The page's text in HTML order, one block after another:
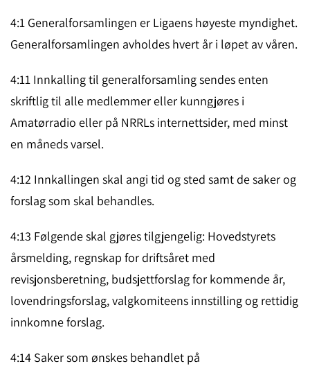
4:1 Generalforsamlingen er Ligaens høyeste myndighet.
Generalforsamlingen avholdes hvert år i løpet av våren.
4:11 Innkalling til generalforsamling sendes enten
skriftlig til alle medlemmer eller kunngjøres i
Amatørradio eller på NRRLs internettsider, med minst
en måneds varsel.
4:12 Innkallingen skal angi tid og sted samt de saker og
forslag som skal behandles.
4:13 Følgende skal gjøres tilgjengelig: Hovedstyrets
årsmelding, regnskap for driftsåret med
revisjonsberetning, budsjettforslag for kommende år,
lovendringsforslag, valgkomiteens innstilling og rettidig
innkomne forslag.
4:14 Saker som ønskes behandlet på